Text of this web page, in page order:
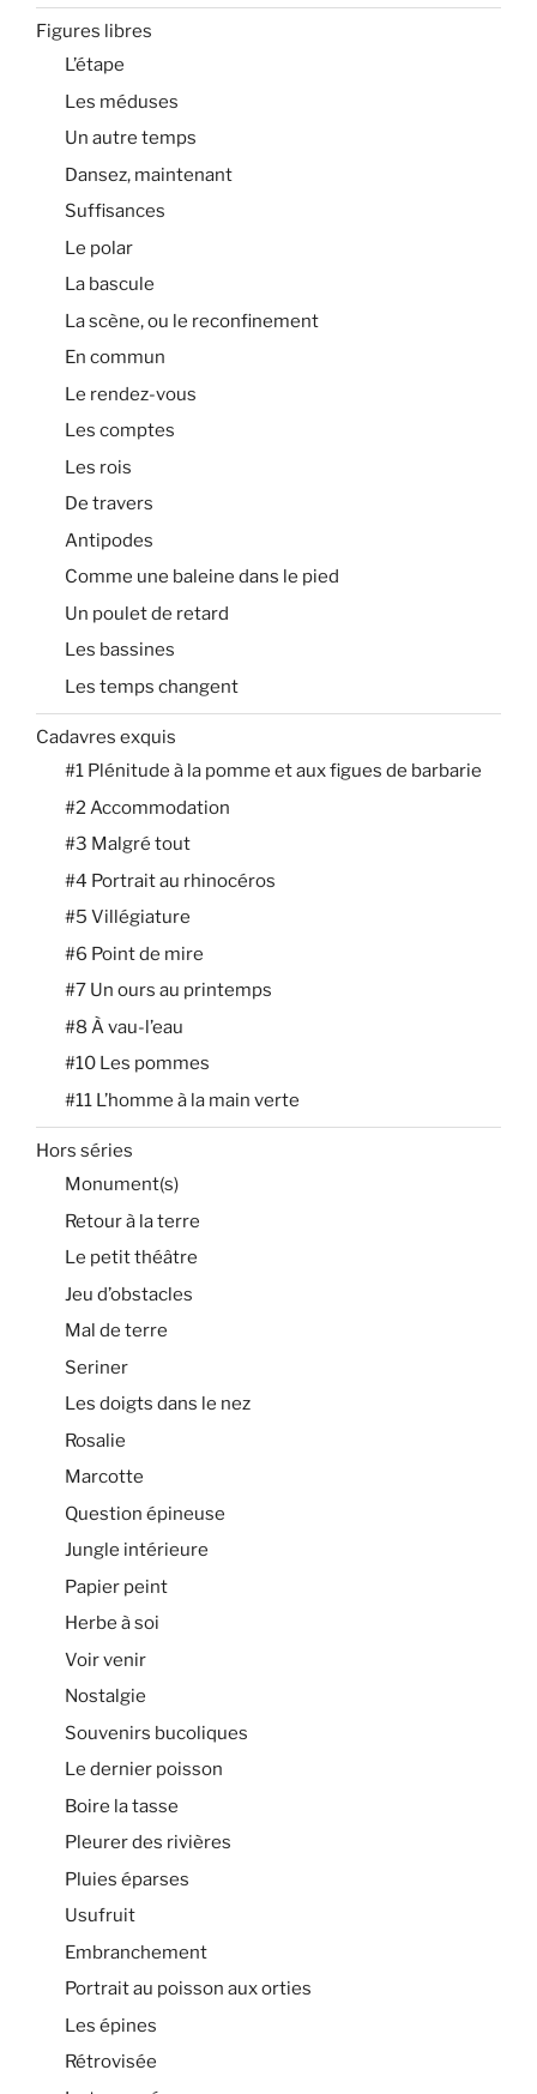
Figures libres
L’étape
Les méduses
Un autre temps
Dansez, maintenant
Suffisances
Le polar
La bascule
La scène, ou le reconfinement
En commun
Le rendez-vous
Les comptes
Les rois
De travers
Antipodes
Comme une baleine dans le pied
Un poulet de retard
Les bassines
Les temps changent
Cadavres exquis
#1 Plénitude à la pomme et aux figues de barbarie
#2 Accommodation
#3 Malgré tout
#4 Portrait au rhinocéros
#5 Villégiature
#6 Point de mire
#7 Un ours au printemps
#8 À vau-l’eau
#10 Les pommes
#11 L’homme à la main verte
Hors séries
Monument(s)
Retour à la terre
Le petit théâtre
Jeu d’obstacles
Mal de terre
Seriner
Les doigts dans le nez
Rosalie
Marcotte
Question épineuse
Jungle intérieure
Papier peint
Herbe à soi
Voir venir
Nostalgie
Souvenirs bucoliques
Le dernier poisson
Boire la tasse
Pleurer des rivières
Pluies éparses
Usufruit
Embranchement
Portrait au poisson aux orties
Les épines
Rétrovisée